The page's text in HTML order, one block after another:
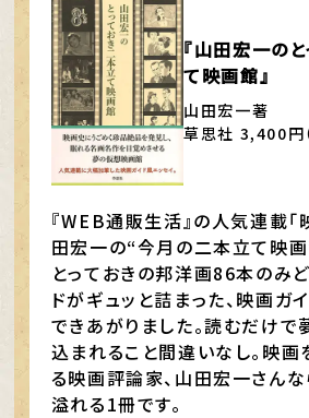
『山田宏一の
て映画館』
山田宏一著
草思社 3,400円
『WEB通販生活』の人気連載「
田宏一の“今月の二本立て映画
とっておきの邦洋画86本のみ
ドがギュッと詰まった、映画ガ
できあがりました。読むだけで
込まれること間違いなし。映画
る映画評論家、山田宏一さん
溢れる1冊です。